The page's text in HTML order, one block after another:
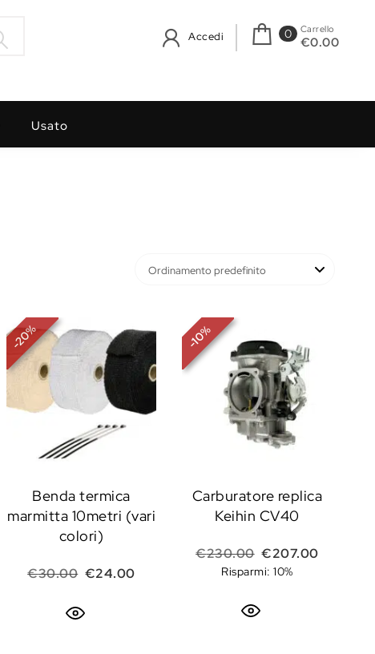
Accedi
0 Carrello
€0.00
Usato
-
20
%
Benda termica
marmitta 10metri (vari
colori)
€30.00 Il prezzo originale era: €30.00.
€24.00Il prezzo attuale è: €24.00.
-
10
%
Carburatore replica
Keihin CV40
€230.00 Il prezzo originale
€207.00Il prezzo
Risparmi: 10%